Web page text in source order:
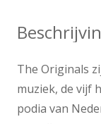
The Originals
muziek, de vijf
podia van